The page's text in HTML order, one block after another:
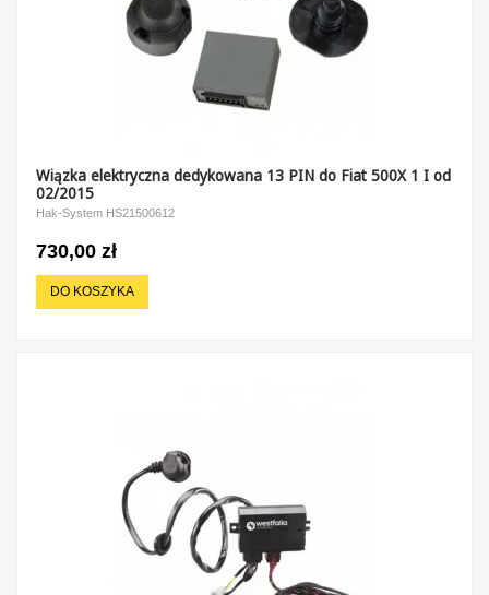
Wiązka elektryczna dedykowana 13 PIN do Fiat 500X 1 I od
02/2015
Hak-System HS21500612
730,00 zł
DO KOSZYKA